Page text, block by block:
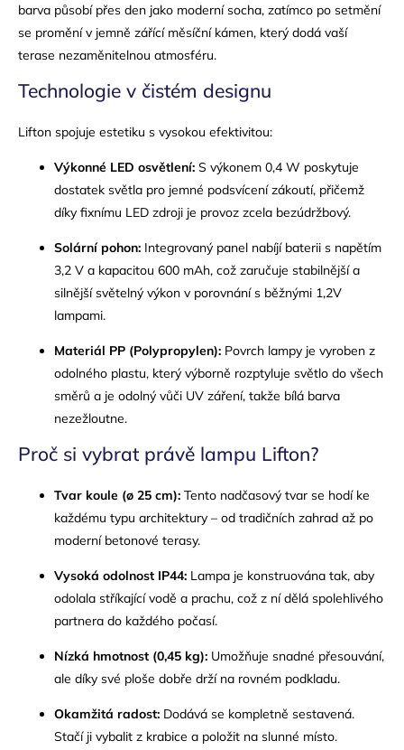
barva působí přes den jako moderní socha, zatímco po setmění
se promění v jemně zářící měsíční kámen, který dodá vaší
terase nezaměnitelnou atmosféru.
Technologie v čistém designu
Lifton spojuje estetiku s vysokou efektivitou:
Výkonné LED osvětlení: S výkonem 0,4 W poskytuje
dostatek světla pro jemné podsvícení zákoutí, přičemž
díky fixnímu LED zdroji je provoz zcela bezúdržbový.
Solární pohon: Integrovaný panel nabíjí baterii s napětím
3,2 V a kapacitou 600 mAh, což zaručuje stabilnější a
silnější světelný výkon v porovnání s běžnými 1,2V
lampami.
Materiál PP (Polypropylen): Povrch lampy je vyroben z
odolného plastu, který výborně rozptyluje světlo do všech
směrů a je odolný vůči UV záření, takže bílá barva
nezežloutne.
Proč si vybrat právě lampu Lifton?
Tvar koule (ø 25 cm): Tento nadčasový tvar se hodí ke
každému typu architektury – od tradičních zahrad až po
moderní betonové terasy.
Vysoká odolnost IP44: Lampa je konstruována tak, aby
odolala stříkající vodě a prachu, což z ní dělá spolehlivého
partnera do každého počasí.
Nízká hmotnost (0,45 kg): Umožňuje snadné přesouvání,
ale díky své ploše dobře drží na rovném podkladu.
Okamžitá radost: Dodává se kompletně sestavená.
Stačí ji vybalit z krabice a položit na slunné místo.